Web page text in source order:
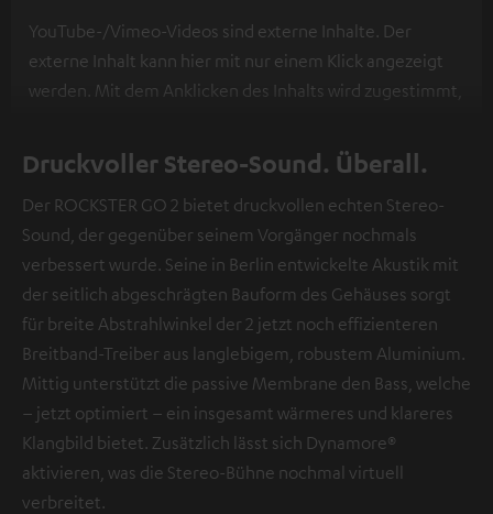
YouTube-/Vimeo-Videos sind externe Inhalte. Der
externe Inhalt kann hier mit nur einem Klick angezeigt
werden. Mit dem Anklicken des Inhalts wird zugestimmt,
personenbezogene Daten an Drittplattformen
übermittelt werden.Weitere Informationen sind in der
Datenschutzerklärung unter I zu finden .
Druckvoller Stereo-Sound. Überall.
Der ROCKSTER GO 2 bietet druckvollen echten Stereo-
Sound, der gegenüber seinem Vorgänger nochmals
verbessert wurde. Seine in Berlin entwickelte Akustik mit
der seitlich abgeschrägten Bauform des Gehäuses sorgt
für breite Abstrahlwinkel der 2 jetzt noch effizienteren
Breitband-Treiber aus langlebigem, robustem Aluminium.
Mittig unterstützt die passive Membrane den Bass, welche
– jetzt optimiert – ein insgesamt wärmeres und klareres
Klangbild bietet. Zusätzlich lässt sich Dynamore®
aktivieren, was die Stereo-Bühne nochmal virtuell
verbreitet.